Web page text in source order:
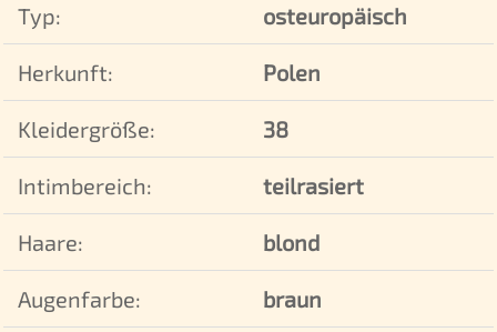
Typ: osteuropäisch
Herkunft: Polen
Kleidergröße: 38
Intimbereich: teilrasiert
Haare: blond
Augenfarbe: braun